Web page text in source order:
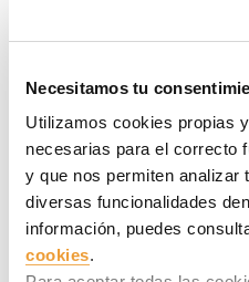
Necesitamos tu
Utilizamos cookies propias
necesarias para el correcto
y que nos permiten analizar
diversas funcionalidades
información, puedes
cookies.
ULMA International
Teléfono: +34 943034900
Persona de contacto: Aitor
Web: